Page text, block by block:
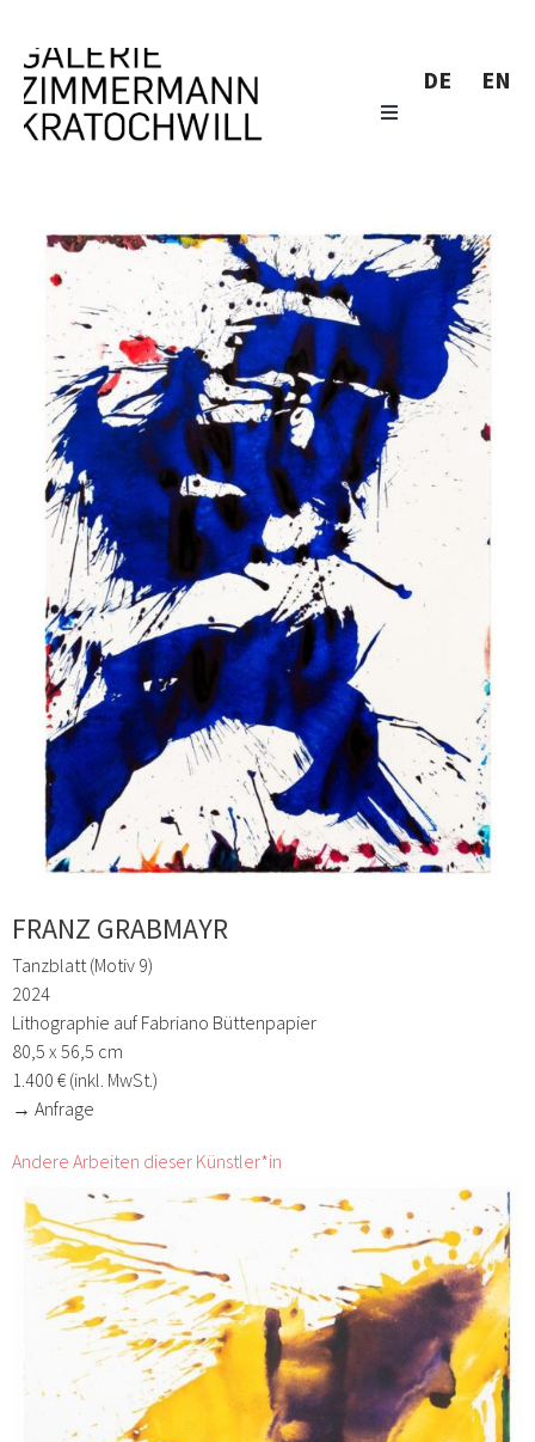
DE EN
FRANZ GRABMAYR
Tanzblatt (Motiv 9)
2024
Lithographie auf Fabriano Büttenpapier
80,5 x 56,5 cm
1.400 € (inkl. MwSt.)
→ Anfrage
Andere Arbeiten dieser Künstler*in